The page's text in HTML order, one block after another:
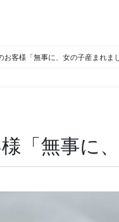
お客様「無事に、女の子産まれま
様「無事に